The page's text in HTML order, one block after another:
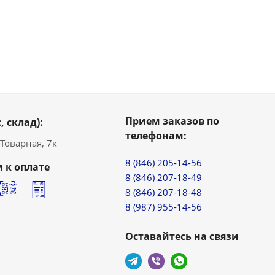
склад):
7к
оплате
Прием заказов по
телефонам:
8 (846) 205-14-56
8 (846) 207-18-49
8 (846) 207-18-48
8 (987) 955-14-56
Оставайтесь на связи